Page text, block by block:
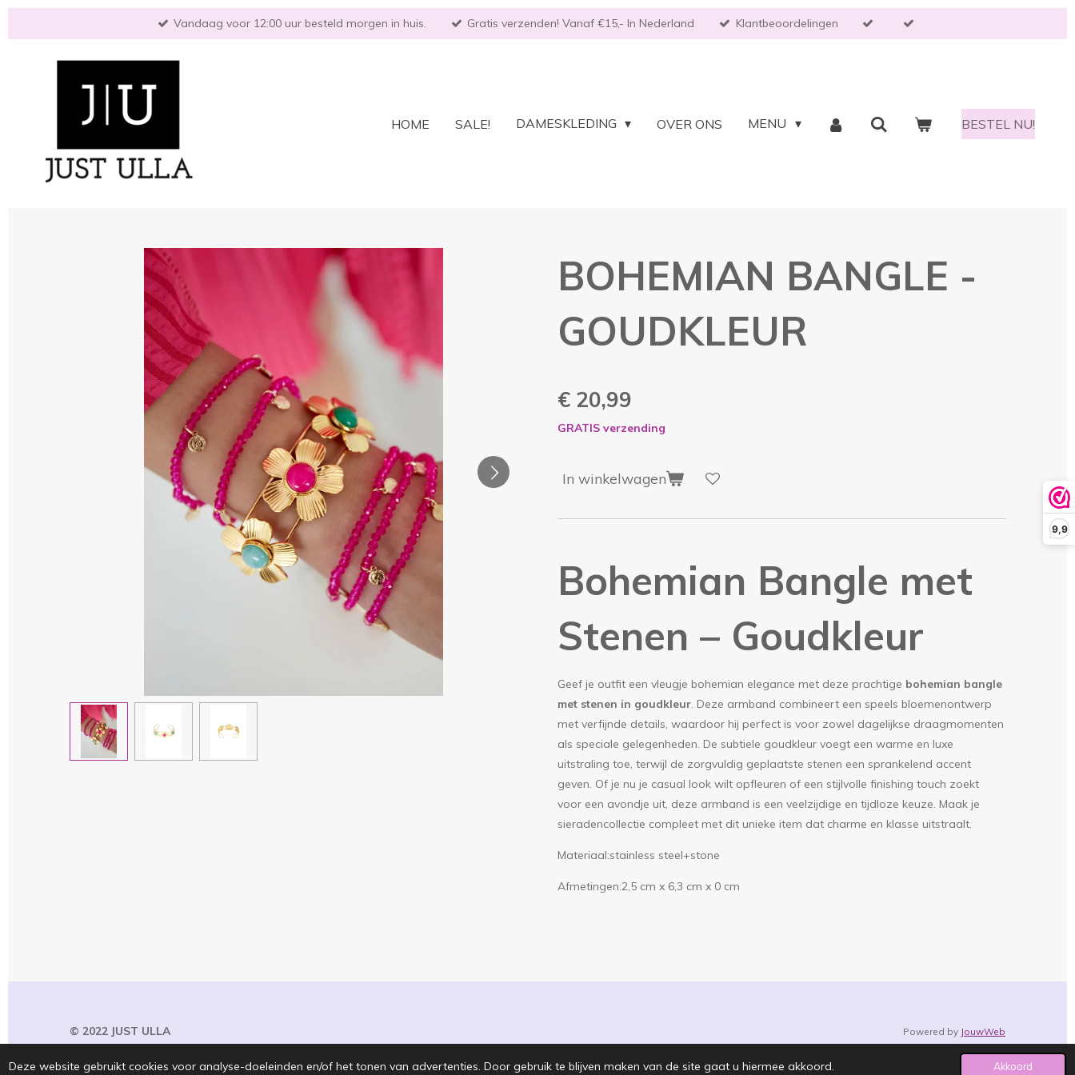
Deze website gebruikt cookies voor analyse-doeleinden en/of het tonen van advertenties. Door gebruik te blijven maken van de site gaat u hiermee akkoord. Akkoord
9,9
direct
Vandaag voor 12:00 uur besteld morgen in huis. Gratis verzenden! Vanaf €15,- In Nederland Klantbeoordelingen
HOME SALE! DAMESKLEDING OVER ONS MENU BESTEL NU!
BOHEMIAN BANGLE -
GOUDKLEUR
€ 20,99
GRATIS verzending
In winkelwagen
Bohemian Bangle met
Stenen – Goudkleur
Geef je outfit een vleugje bohemian elegance met deze prachtige bohemian bangle
met stenen in goudkleur. Deze armband combineert een speels bloemenontwerp
met verfijnde details, waardoor hij perfect is voor zowel dagelijkse draagmomenten
als speciale gelegenheden. De subtiele goudkleur voegt een warme en luxe
uitstraling toe, terwijl de zorgvuldig geplaatste stenen een sprankelend accent
geven. Of je nu je casual look wilt opfleuren of een stijlvolle finishing touch zoekt
voor een avondje uit, deze armband is een veelzijdige en tijdloze keuze. Maak je
sieradencollectie compleet met dit unieke item dat charme en klasse uitstraalt.
Materiaal:stainless steel+stone
Afmetingen:2,5 cm x 6,3 cm x 0 cm
© 2022 JUST ULLA Powered by JouwWeb